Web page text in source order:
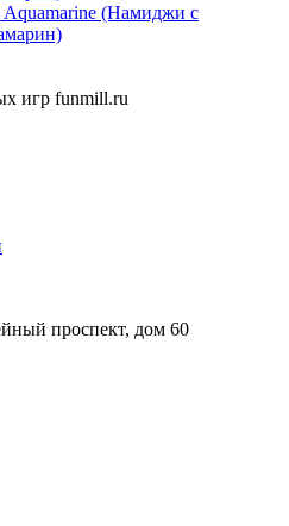
(Намиджи с
игр funmill.ru
проспект, дом 60